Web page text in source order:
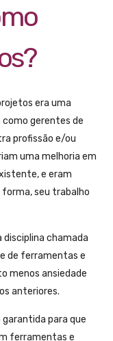
era uma
como gerentes de
profissão e/ou
uma melhoria em
e eram
forma, seu trabalho
chamada
de ferramentas e
menos ansiedade
anteriores.
para que
ferramentas e